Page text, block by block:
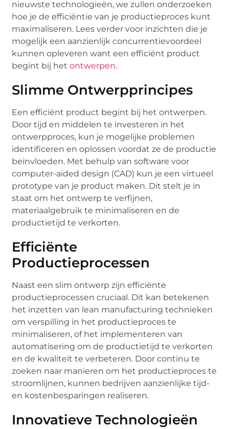
nieuwste technologieën, we zullen onderzoeken
hoe je de efficiëntie van je productieproces kunt
maximaliseren. Lees verder voor inzichten die je
mogelijk een aanzienlijk concurrentievoordeel
kunnen opleveren want een efficiënt product
begint bij het ontwerpen.
Slimme Ontwerpprincipes
Een efficiënt product begint bij het ontwerpen.
Door tijd en middelen te investeren in het
ontwerpproces, kun je mogelijke problemen
identificeren en oplossen voordat ze de productie
beïnvloeden. Met behulp van software voor
computer-aided design (CAD) kun je een virtueel
prototype van je product maken. Dit stelt je in
staat om het ontwerp te verfijnen,
materiaalgebruik te minimaliseren en de
productietijd te verkorten.
Efficiënte
Productieprocessen
Naast een slim ontwerp zijn efficiënte
productieprocessen cruciaal. Dit kan betekenen
het inzetten van lean manufacturing technieken
om verspilling in het productieproces te
minimaliseren, of het implementeren van
automatisering om de productietijd te verkorten
en de kwaliteit te verbeteren. Door continu te
zoeken naar manieren om het productieproces te
stroomlijnen, kunnen bedrijven aanzienlijke tijd-
en kostenbesparingen realiseren.
Innovatieve Technologieën